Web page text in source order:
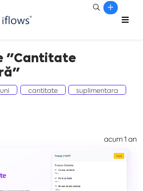
"Cantitate
cantitate
suplimentara
acum 1 an